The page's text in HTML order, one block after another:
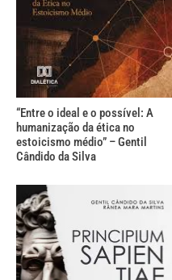
“Entre o ideal e o possível: A
humanização da ética no
estoicismo médio” – Gentil
Cândido da Silva